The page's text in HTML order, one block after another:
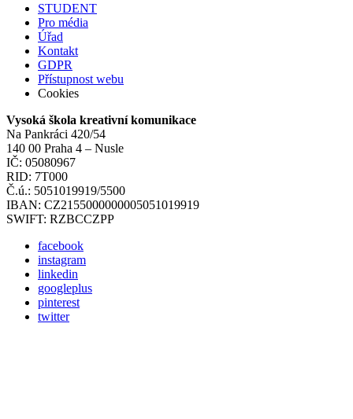
STUDENT
Pro média
Úřad
Kontakt
GDPR
Přístupnost webu
Cookies
Vysoká škola kreativní komunikace
Na Pankráci 420/54
140 00 Praha 4 – Nusle
IČ: 05080967
RID: 7T000
Č.ú.: 5051019919/5500
IBAN: CZ2155000000005051019919
SWIFT: RZBCCZPP
facebook
instagram
linkedin
googleplus
pinterest
twitter